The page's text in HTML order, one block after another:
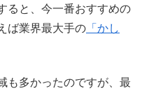
ると、今一番おすすめの
ば業界最大手の 「かし
も多かったのですが、最